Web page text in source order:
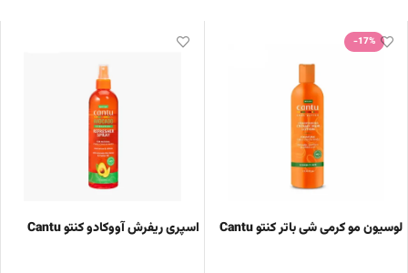
-17%
لوسیون مو کرمی شی باتر کنتو Cantu اسپری ریفرش آووکادو کنتو Cantu